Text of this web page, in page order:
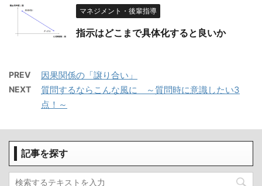
マネジメント・後輩指導
指示はどこまで具体化すると良いか
PREV 因果関係の「譲り合い」
NEXT
質問するならこんな風に ～質問時に意識したい3
点！～
記事を探す